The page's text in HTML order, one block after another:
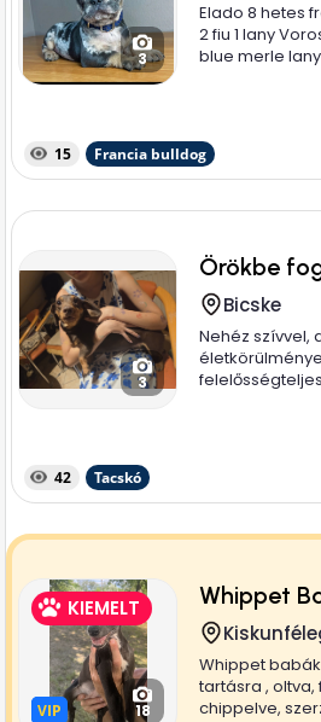
3
Elado 8 hetes
2 fiu 1 lany
blue merle lany
15 Francia bulldog
3
Örökbe
Bicske
Nehéz szívvel,
42 Tacskó
KIEMELT
VIP
VIP 18
Whippet
Whippet
tartásra ,
chippelve,